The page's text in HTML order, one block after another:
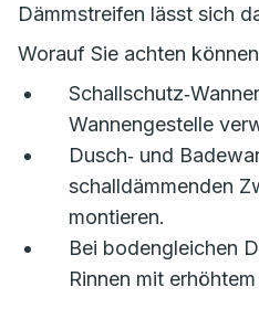
Dämmstreifen lässt sich
Worauf Sie achten
Wannengestelle
Dusch‑ und
schalldämmenden
montieren.
Bei bodengleichen
Rinnen mit